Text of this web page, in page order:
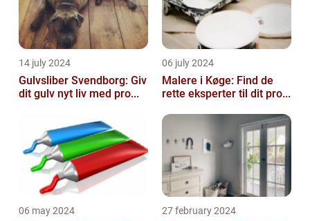
14 july 2024
Gulvsliber Svendborg: Giv
dit gulv nyt liv med pro...
06 july 2024
Malere i Køge: Find de
rette eksperter til dit pro...
06 may 2024 27 february 2024